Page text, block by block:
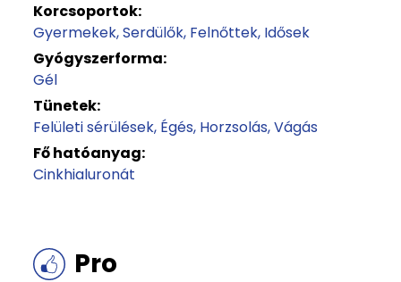
Korcsoportok:
Gyermekek Serdülők Felnőttek Idősek
Gyógyszerforma:
Gél
Tünetek:
Felületi sérülések Égés Horzsolás Vágás
Fő hatóanyag:
Cinkhialuronát
Pro